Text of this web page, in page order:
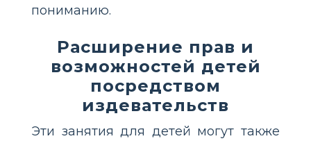
пониманию.
Расширение прав и
возможностей детей
посредством
издевательств
Эти занятия для детей могут также